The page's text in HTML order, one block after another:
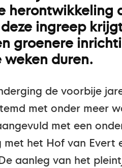
herontwikkeling
ingreep
groenere
duren.
de voorbije
met onder meer
met een
het Hof van Evert
aanleg van het